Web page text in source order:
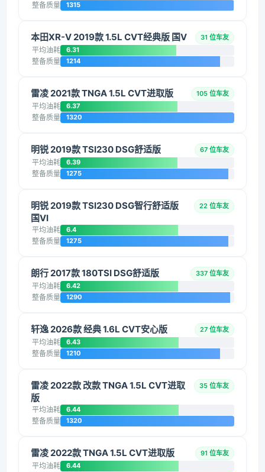
整备质量 1315
本田XR-V 2019款 1.5L CVT经典版 国V 31 位车友
平均油耗 6.31
整备质量 1214
雷凌 2021款 TNGA 1.5L CVT进取版 105 位车友
平均油耗 6.37
整备质量 1320
明锐 2019款 TSI230 DSG舒适版 67 位车友
平均油耗 6.39
整备质量 1275
明锐 2019款 TSI230 DSG智行舒适版
国VI
22 位车友
平均油耗 6.4
整备质量 1275
朗行 2017款 180TSI DSG舒适版 337 位车友
平均油耗 6.42
整备质量 1290
轩逸 2026款 经典 1.6L CVT安心版 27 位车友
平均油耗 6.43
整备质量 1210
雷凌 2022款 改款 TNGA 1.5L CVT进取
版
35 位车友
平均油耗 6.44
整备质量 1320
雷凌 2022款 TNGA 1.5L CVT进取版 91 位车友
平均油耗 6.44